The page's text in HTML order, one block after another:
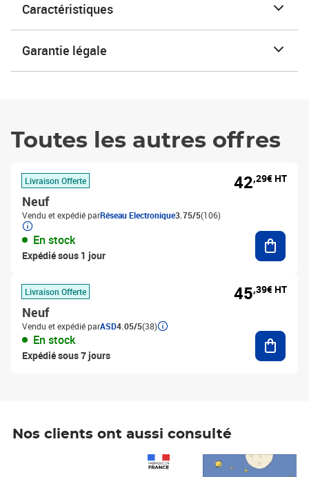
Caractéristiques
Garantie légale
Toutes les autres offres
Livraison Offerte
Neuf
Vendu et expédié parRéseau Electronique3.75/5(106)
En stock
Expédié sous 1 jour
42,29€ HT
Livraison Offerte
Neuf
Vendu et expédié parASD4.05/5(38)
En stock
Expédié sous 7 jours
45,39€ HT
Nos clients ont aussi consulté
Prix 6,25€ HT